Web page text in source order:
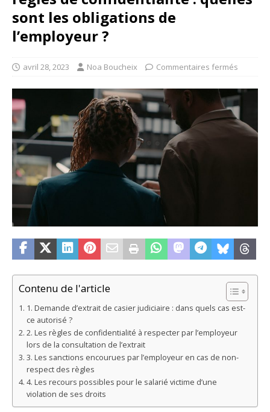
sont les obligations de
l’employeur ?
avril 28, 2023 Noa Boucheix Commentaires fermés
Contenu de l'article
1. Demande d’extrait de casier judiciaire : dans quels cas est-
ce autorisé ?
2. Les règles de confidentialité à respecter par l’employeur
lors de la consultation de l’extrait
3. Les sanctions encourues par l’employeur en cas de non-
respect des règles
4. Les recours possibles pour le salarié victime d’une
violation de ses droits